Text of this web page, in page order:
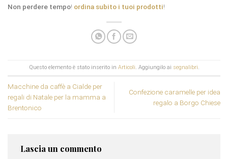
Non perdere tempo! ordina subito i tuoi prodotti!
Questo elemento è stato inserito in Articoli. Aggiungilo ai segnalibri.
Macchine da caffè a Cialde per
regali di Natale per la mamma a
Brentonico
Confezione caramelle per idea
regalo a Borgo Chiese
Lascia un commento